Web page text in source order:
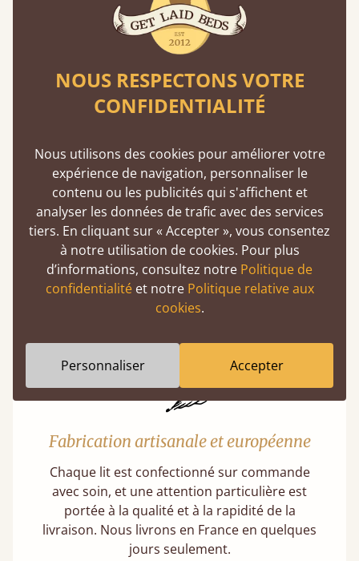
Qui vous a fait croire que les lattes souples
étaient mieux ? Nous vous expliquons
pourquoi c'est faux.
En savoir plus
Assemblage à tenon et à mortaise
Cette technique de menuiserie existe depuis
2500 av. J.-C. Une méthode éprouvée
garantissant solidité et durabilité.
Fabrication artisanale et européenne
Chaque lit est confectionné sur commande
avec soin, et une attention particulière est
portée à la qualité et à la rapidité de la
livraison. Nous livrons en France en quelques
jours seulement.
NOUS RESPECTONS VOTRE
CONFIDENTIALITÉ
Nous utilisons des cookies pour améliorer votre
expérience de navigation, personnaliser le
contenu ou les publicités qui s'affichent et
analyser les données de trafic avec des services
tiers. En cliquant sur « Accepter », vous consentez
à notre utilisation de cookies. Pour plus
d’informations, consultez notre Politique de
confidentialitéet notre Politique relative aux
cookies.
Personnaliser Accepter